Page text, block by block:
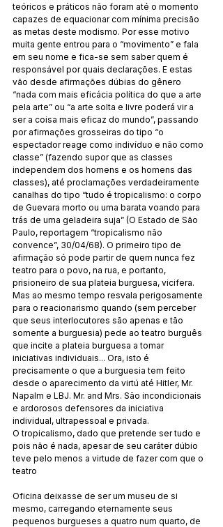
teóricos e práticos não foram até o momento
capazes de equacionar com mínima precisão
as metas deste modismo. Por esse motivo
muita gente entrou para o “movimento” e fala
em seu nome e fica-se sem saber quem é
responsável por quais declarações. E estas
vão desde afirmações dúbias do gênero
“nada com mais eficácia política do que a arte
pela arte” ou “a arte solta e livre poderá vir a
ser a coisa mais eficaz do mundo”, passando
por afirmações grosseiras do tipo “o
espectador reage como indivíduo e não como
classe” (fazendo supor que as classes
independem dos homens e os homens das
classes), até proclamações verdadeiramente
canalhas do tipo “tudo é tropicalismo: o corpo
de Guevara morto ou uma barata voando para
trás de uma geladeira suja” (O Estado de São
Paulo, reportagem “tropicalismo não
convence”, 30/04/68). O primeiro tipo de
afirmação só pode partir de quem nunca fez
teatro para o povo, na rua, e portanto,
prisioneiro de sua plateia burguesa, vicifera.
Mas ao mesmo tempo resvala perigosamente
para o reacionarismo quando (sem perceber
que seus interlocutores são apenas e tão
somente a burguesia) pede ao teatro burguês
que incite a plateia burguesa a tomar
iniciativas individuais... Ora, isto é
precisamente o que a burguesia tem feito
desde o aparecimento da virtú até Hitler, Mr.
Napalm e LBJ. Mr. and Mrs. São incondicionais
e ardorosos defensores da iniciativa
individual, ultrapessoal e privada.
O tropicalismo, dado que pretende ser tudo e
pois não é nada, apesar de seu caráter dúbio
teve pelo menos a virtude de fazer com que o
teatro
Oficina deixasse de ser um museu de si
mesmo, carregando eternamente seus
pequenos burgueses a quatro num quarto, de